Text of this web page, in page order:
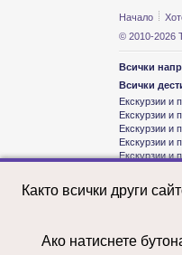
Начало
© 2010-2026
Всички
Всички
Екскурзии и
Екскурзии и
Екскурзии и
Екскурзии и
Екскурзии и
Екскурзии и
Екскурзии и
Екскурзии и
Екскурзии и
Както всички други
Ако натиснете